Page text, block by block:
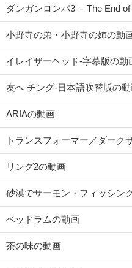
ダンガンロンパ3 －The End
小野寺の弟・小野寺の姉の動
イレイザーヘッド-字幕版の動
友へ チング-日本語吹替版の
ARIAの動画
トランスフォーマー／ダーク
リング2の動画
砂漠でサーモン・フィッシン
ベッドラムの動画
茶の味の動画